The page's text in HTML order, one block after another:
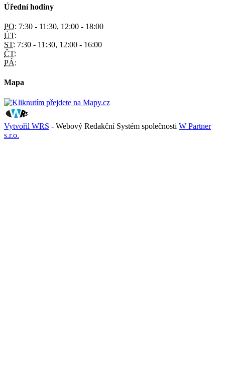
Úřední hodiny
PO: 7:30 - 11:30, 12:00 - 18:00
ÚT:
ST: 7:30 - 11:30, 12:00 - 16:00
ČT:
PÁ:
Mapa
Vytvořil WRS - Webový Redakční Systém společnosti W Partner
s.r.o.